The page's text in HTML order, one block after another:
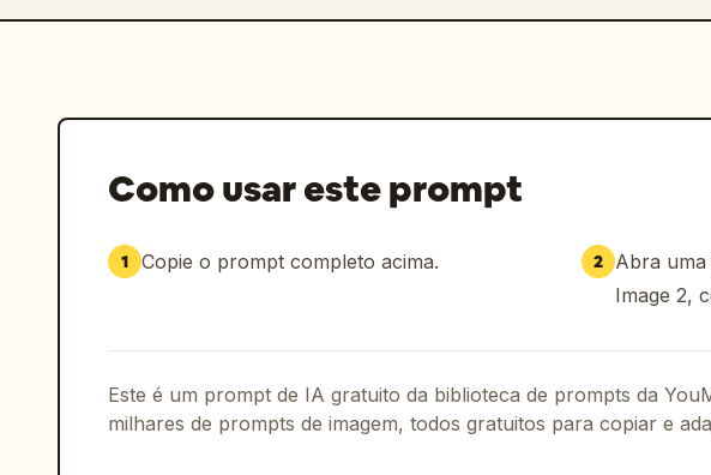
Como usar este prompt
1 Copie o prompt completo acima. 2 Abra uma
Image 2,
Este é um prompt de IA gratuito da biblioteca de prompts da
milhares de prompts de imagem, todos gratuitos para copiar e